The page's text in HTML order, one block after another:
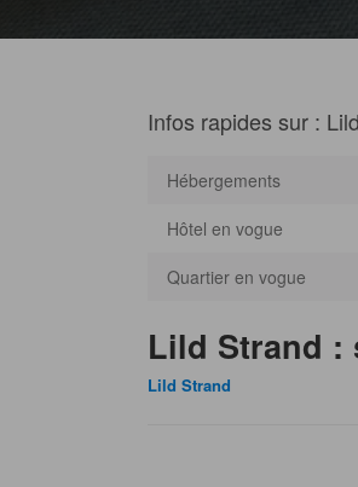
Infos rapides sur :
Hébergements
Hôtel en vogue
Quartier en vogue
Lild Strand :
Lild Strand